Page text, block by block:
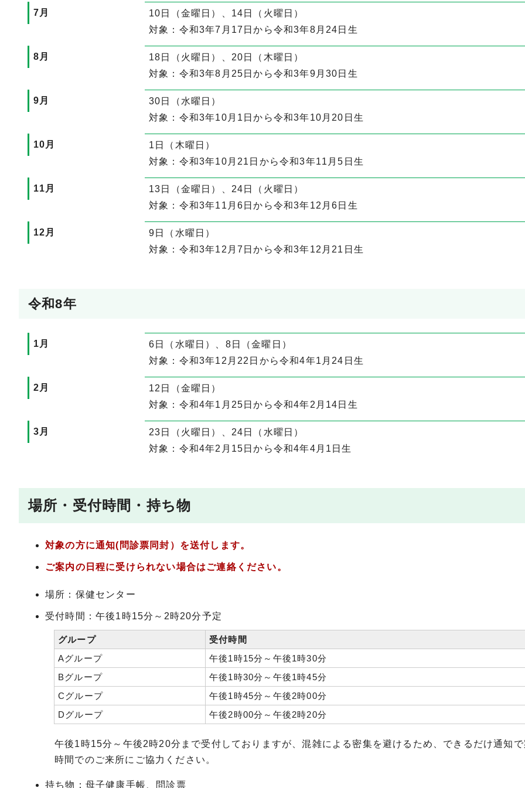
7月
10日（金曜日）、14日（火曜日）
対象：令和3年7月17日から令和3年8月24日生
8月
18日（火曜日）、20日（木曜日）
対象：令和3年8月25日から令和3年9月30日生
9月
30日（水曜日）
対象：令和3年10月1日から令和3年10月20日生
10月
1日（木曜日）
対象：令和3年10月21日から令和3年11月5日生
11月
13日（金曜日）、24日（火曜日）
対象：令和3年11月6日から令和3年12月6日生
12月
9日（水曜日）
対象：令和3年12月7日から令和3年12月21日生
令和8年
1月
6日（水曜日）、8日（金曜日）
対象：令和3年12月22日から令和4年1月24日生
2月
12日（金曜日）
対象：令和4年1月25日から令和4年2月14日生
3月
23日（火曜日）、24日（水曜日）
対象：令和4年2月15日から令和4年4月1日生
場所・受付時間・持ち物
対象の方に通知(問診票同封）を送付します。
ご案内の日程に受けられない場合はご連絡ください。
場所：保健センター
受付時間：午後1時15分～2時20分予定
グループ
受付時間
Aグループ
午後1時15分～午後1時30分
Bグループ
午後1時30分～午後1時45分
Cグループ
午後1時45分～午後2時00分
Dグループ
午後2時00分～午後2時20分
午後1時15分～午後2時20分まで受付しておりますが、混雑による密集を避けるため、できるだけ通知で
時間でのご来所にご協力ください。
持ち物：母子健康手帳、問診票